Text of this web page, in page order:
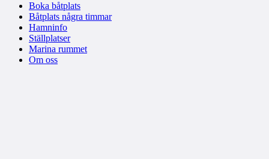
Boka båtplats
Båtplats några timmar
Hamninfo
Ställplatser
Marina rummet
Om oss